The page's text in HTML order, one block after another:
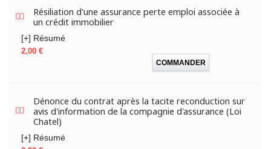
Résiliation d'une assurance perte emploi associée à
un crédit immobilier
[+] Résumé
Prix
2,00 €
COMMANDER
Dénonce du contrat après la tacite reconduction sur
avis d'information de la compagnie d'assurance (Loi
Chatel)
[+] Résumé